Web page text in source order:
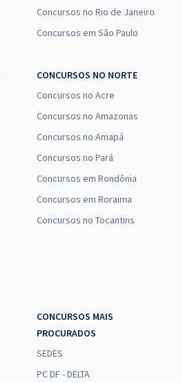
Concursos no Rio de Janeiro
Concursos em São Paulo
CONCURSOS NO NORTE
Concursos no Acre
Concursos no Amazonas
Concursos no Amapá
Concursos no Pará
Concursos em Rondônia
Concursos em Roraima
Concursos no Tocantins
CONCURSOS MAIS
PROCURADOS
SEDES
PC DF - DELTA